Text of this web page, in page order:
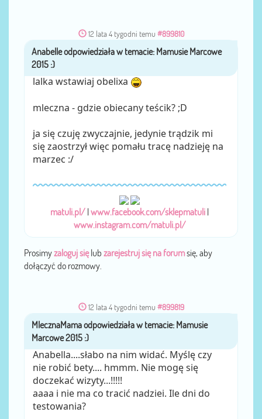
12 lata 4 tygodni temu #899810
przezAnabelle
lalka wstawiaj obelixa
mleczna - gdzie obiecany teścik? ;D
ja się czuję zwyczajnie, jedynie trądzik mi
się zaostrzył więc pomału tracę nadzieję na
marzec :/
matuli.pl/ |www.facebook.com/sklepmatuli |
www.instagram.com/matuli.pl/
Prosimyzaloguj sięlub zarejestruj się na forumsię, aby
dołączyć do rozmowy.
12 lata 4 tygodni temu #899819
przezMlecznaMama
Anabella....słabo na nim widać. Myślę czy
nie robić bety.... hmmm. Nie mogę się
doczekać wizyty...!!!!!
aaaa i nie ma co tracić nadziei. Ile dni do
testowania?